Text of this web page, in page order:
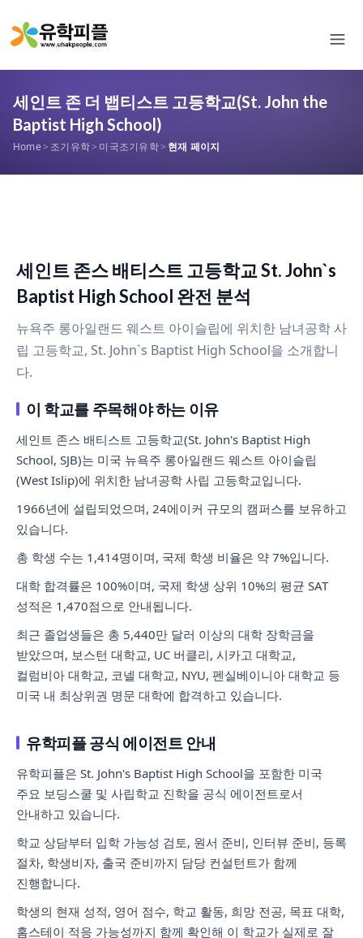
세인트 존 더 뱁티스트 고등학교(St. John the
Baptist High School)
Home> 조기유학> 미국조기유학> 현재 페이지
세인트 존스 배티스트 고등학교 St. John`s
Baptist High School 완전 분석
뉴욕주 롱아일랜드 웨스트 아이슬립에 위치한 남녀공학 사
립 고등학교, St. John`s Baptist High School을 소개합니
다.
이 학교를 주목해야 하는 이유
세인트 존스 배티스트 고등학교(St. John's Baptist High
School, SJB)는 미국 뉴욕주 롱아일랜드 웨스트 아이슬립
(West Islip)에 위치한 남녀공학 사립 고등학교입니다.
1966년에 설립되었으며, 24에이커 규모의 캠퍼스를 보유하고
있습니다.
총 학생 수는 1,414명이며, 국제 학생 비율은 약 7%입니다.
대학 합격률은 100%이며, 국제 학생 상위 10%의 평균 SAT
성적은 1,470점으로 안내됩니다.
최근 졸업생들은 총 5,440만 달러 이상의 대학 장학금을
받았으며, 보스턴 대학교, UC 버클리, 시카고 대학교,
컬럼비아 대학교, 코넬 대학교, NYU, 펜실베이니아 대학교 등
미국 내 최상위권 명문 대학에 합격하고 있습니다.
유학피플 공식 에이전트 안내
유학피플은 St. John's Baptist High School을 포함한 미국
주요 보딩스쿨 및 사립학교 진학을 공식 에이전트로서
안내하고 있습니다.
학교 상담부터 입학 가능성 검토, 원서 준비, 인터뷰 준비, 등록
절차, 학생비자, 출국 준비까지 담당 컨설턴트가 함께
진행합니다.
학생의 현재 성적, 영어 점수, 학교 활동, 희망 전공, 목표 대학,
홈스테이 적응 가능성까지 함께 확인해 이 학교가 실제로 잘